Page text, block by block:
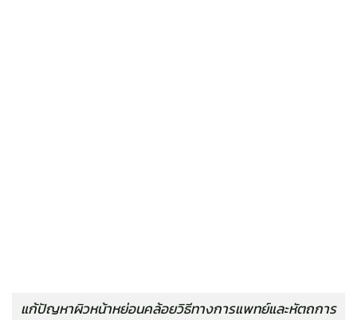
แก้ปัญหาผิวหน้าหย่อนคล้อยวิธีทางการแพทย์และหัตถการ